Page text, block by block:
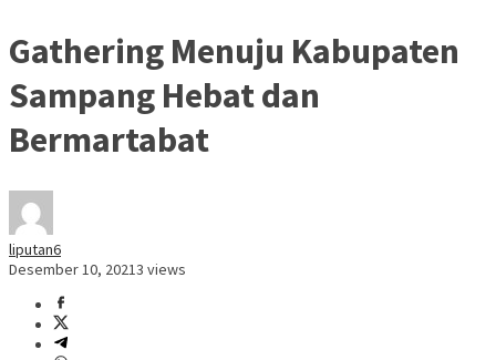
Gathering Menuju Kabupaten
Sampang Hebat dan
Bermartabat
liputan6
Desember 10, 20213 views